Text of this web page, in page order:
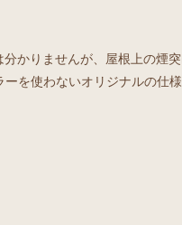
かりませんが、屋根上の煙
を使わないオリジナルの仕様